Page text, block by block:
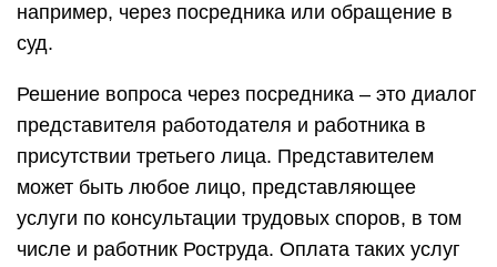
например, через посредника или обращение в
суд.
Решение вопроса через посредника – это диалог
представителя работодателя и работника в
присутствии третьего лица. Представителем
может быть любое лицо, представляющее
услуги по консультации трудовых споров, в том
числе и работник Роструда. Оплата таких услуг